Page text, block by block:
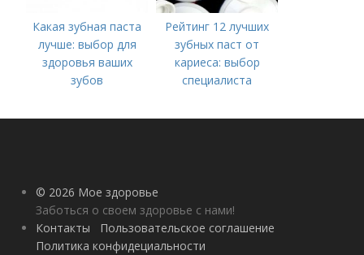
Какая зубная паста
лучше: выбор для
здоровья ваших
зубов
Рейтинг 12 лучших
зубных паст от
кариеса: выбор
специалиста
© 2026 Мое здоровье
Заботься о своем здоровье с нами!
Контакты
Пользовательское соглашение
Политика конфидециальности